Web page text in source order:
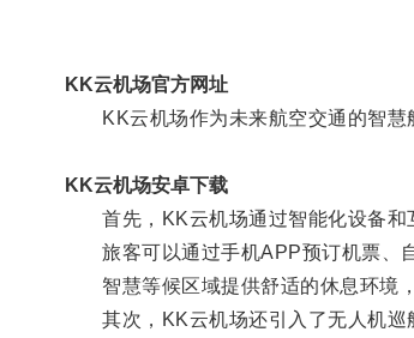
KK云机场官方网址
KK云机场作为未来航空交通的智慧
KK云机场安卓下载
首先，KK云机场通过智能化设备和
旅客可以通过手机APP预订机票、自
智慧等候区域提供舒适的休息环境，
其次，KK云机场还引入了无人机巡